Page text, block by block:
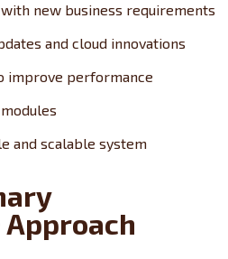
new business requirements
and cloud innovations
improve performance
and scalable system